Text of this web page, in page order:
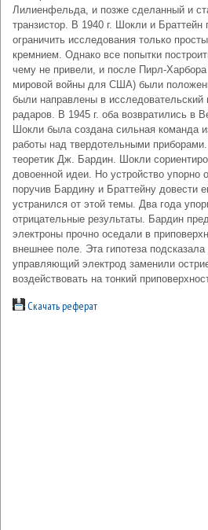
Лилиенфельда, и позже сделанный и
транзистор. В 1940 г. Шокли и
ограничить исследования только
кремнием. Однако все попытки
чему не привели, и после Пирл-Харбора
мировой войны для США) были
были направлены в
радаров. В 1945 г. оба возвратились в
Шокли была создана сильная команда
работы над твердотельными
теоретик Дж. Бардин. Шокли
довоенной идеи. Но устройство упорно
поручив Бардину и Браттейну довести
устранился от этой темы. Два года
отрицательные результаты. Бардин
электроны прочно оседали в
внешнее поле. Эта гипотеза
управляющий электрод заменили
воздействовать на тонкий
Скачать реферат